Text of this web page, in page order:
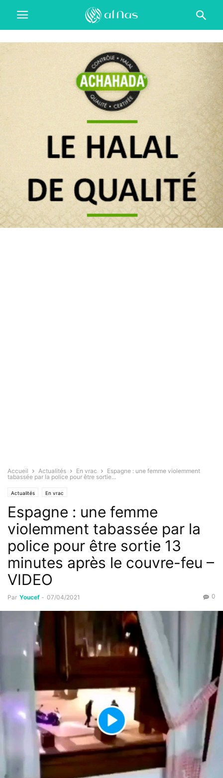
Accueil Actualités En vrac
Espagne : une femme violemment
tabassée par la police pour être sortie...
Actualités En vrac
Espagne : une femme
violemment tabassée par la
police pour être sortie 13
minutes après le couvre-feu –
VIDEO
Par Youcef - 07/04/2021 0